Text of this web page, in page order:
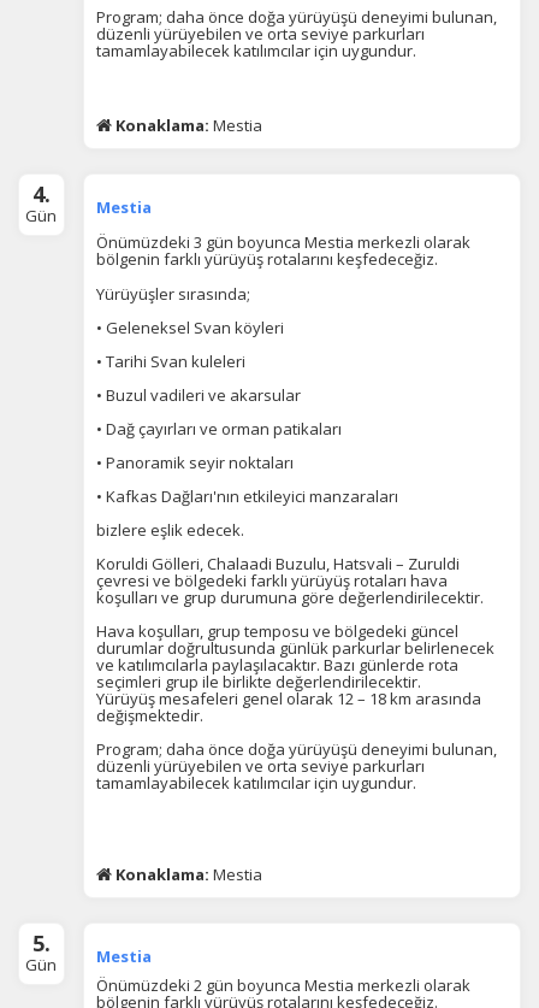
Daha fazla bilgi içinKVKK bilgilendirmemizi
Zorunlu Çerezler HER ZAMAN AKTIF
Program; daha önce doğa yürüyüşü deneyimi bulunan,
düzenli yürüyebilen ve orta seviye parkurları
tamamlayabilecek katılımcılar için uygundur.
Konaklama: Mestia
4.
Gün
Mestia
Önümüzdeki 3 gün boyunca Mestia merkezli olarak
bölgenin farklı yürüyüş rotalarını keşfedeceğiz.
Yürüyüşler sırasında;
• Geleneksel Svan köyleri
• Tarihi Svan kuleleri
• Buzul vadileri ve akarsular
• Dağ çayırları ve orman patikaları
• Panoramik seyir noktaları
• Kafkas Dağları'nın etkileyici manzaraları
bizlere eşlik edecek.
Koruldi Gölleri, Chalaadi Buzulu, Hatsvali – Zuruldi
çevresi ve bölgedeki farklı yürüyüş rotaları hava
koşulları ve grup durumuna göre değerlendirilecektir.
Hava koşulları, grup temposu ve bölgedeki güncel
durumlar doğrultusunda günlük parkurlar belirlenecek
ve katılımcılarla paylaşılacaktır. Bazı günlerde rota
seçimleri grup ile birlikte değerlendirilecektir.
Yürüyüş mesafeleri genel olarak 12 – 18 km arasında
değişmektedir.
Program; daha önce doğa yürüyüşü deneyimi bulunan,
düzenli yürüyebilen ve orta seviye parkurları
tamamlayabilecek katılımcılar için uygundur.
Konaklama: Mestia
5.
Gün
Mestia
Önümüzdeki 2 gün boyunca Mestia merkezli olarak
bölgenin farklı yürüyüş rotalarını keşfedeceğiz.